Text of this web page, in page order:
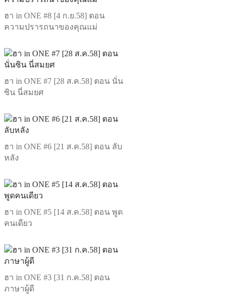
ฮา in ONE #8 [4 ก.ย.58] ตอน
ความปรารถนาของคุณแม่
ฮา in ONE #7 [28 ส.ค.58] ตอน นั่น
ซิน นี่สมยศ
ฮา in ONE #6 [21 ส.ค.58] ตอน ลับ
หลัง
ฮา in ONE #5 [14 ส.ค.58] ตอน พูด
คนเดียว
ฮา in ONE #3 [31 ก.ค.58] ตอน
ภาษาผู้ดี